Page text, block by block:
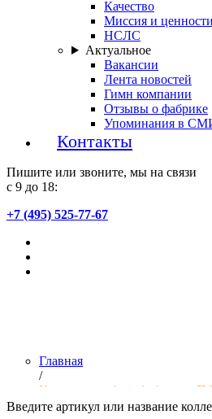
Качество
Миссия и ценности
НСЛС
Актуальное
Вакансии
Лента новостей
Гимн компании
Отзывы о фабрике
Упоминания в
Контакты
Пишите или звоните, мы на связи
с 9 до 18:
+7 (495) 525-77-67
Главная
/
Коллекции обоев фабрики
Введите артикул или название